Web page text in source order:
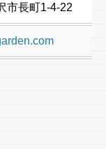
市長町1-4-22